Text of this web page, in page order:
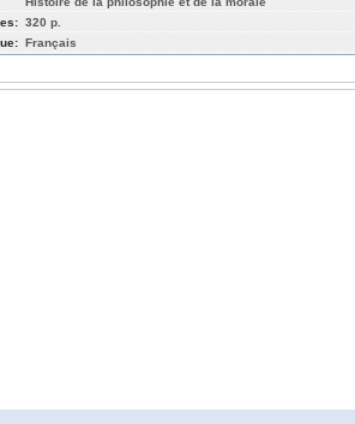
320 p.
Français